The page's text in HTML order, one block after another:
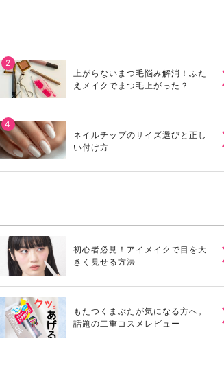
上がらないまつ毛悩み解消！ふた
えメイクでまつ毛上がった？
ネイルチップのサイズ選びと正し
い付け方
初心者必見！アイメイクで目を大
きく見せる方法
もたつくまぶたが気になる方へ。
話題の二重コスメレビュー